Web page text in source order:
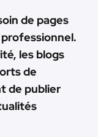
de pages
les blogs
de
de publier